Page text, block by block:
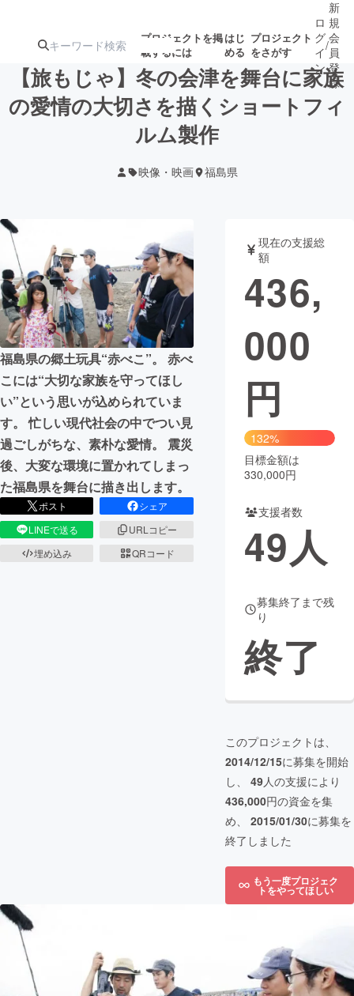
プロジェクトを掲
載するには
はじ
める
プロジェクト
をさがす
注目の新着プロ募集終了が近いプ
テクノロジー・ガジェット
映像・映画 書籍・雑誌
ビジネス・起業 チャレンジ
まちづくり・地域活性化
CAMPFIRE for Social Good CAMPFIRE Creation
CAMPFIREふるさと納税machi-ya コミュニティ
ロ
グ
イ
ン
/
新
規
会
員
登
録
【旅もじゃ】冬の会津を舞台に家族
の愛情の大切さを描くショートフィ
ルム製作
映像・映画 福島県
福島県の郷土玩具“赤べこ”。 赤べ
こには“大切な家族を守ってほし
い”という思いが込められていま
す。 忙しい現代社会の中でつい見
過ごしがちな、素朴な愛情。 震災
後、大変な環境に置かれてしまっ
た福島県を舞台に描き出します。
ポスト
シェア
LINEで送る
URLコピー
埋め込み
QRコード
現在の支援総
額
436,
000
円
132%
目標金額は
330,000円
支援者数
49人
募集終了まで残
り
終了
このプロジェクトは、
2014/12/15に募集を開始
し、 49人の支援により
436,000円の資金を集
め、 2015/01/30に募集を
終了しました
もう一度プロジェク
トをやってほしい